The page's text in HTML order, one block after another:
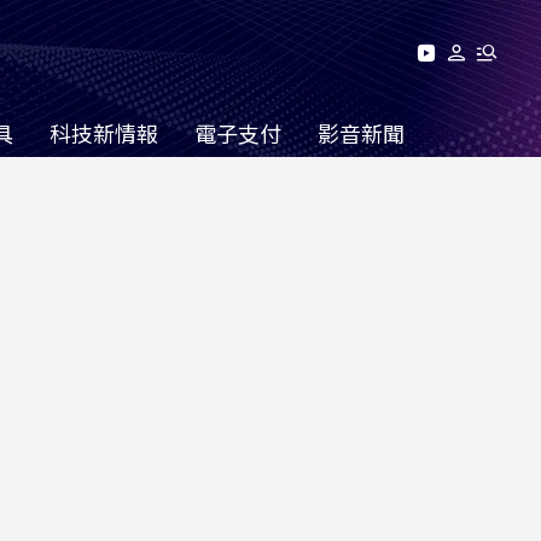
科技新情報 電子支付 影音新聞